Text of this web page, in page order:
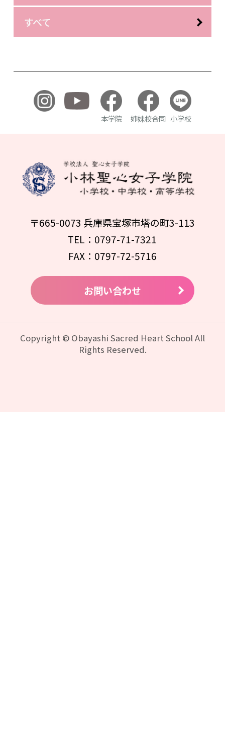
すべて
本学院 姉妹校合同 小学校
〒665-0073 兵庫県宝塚市塔の町3-113
TEL：0797-71-7321
FAX：0797-72-5716
お問い合わせ
Copyright © Obayashi Sacred Heart School All
Rights Reserved.